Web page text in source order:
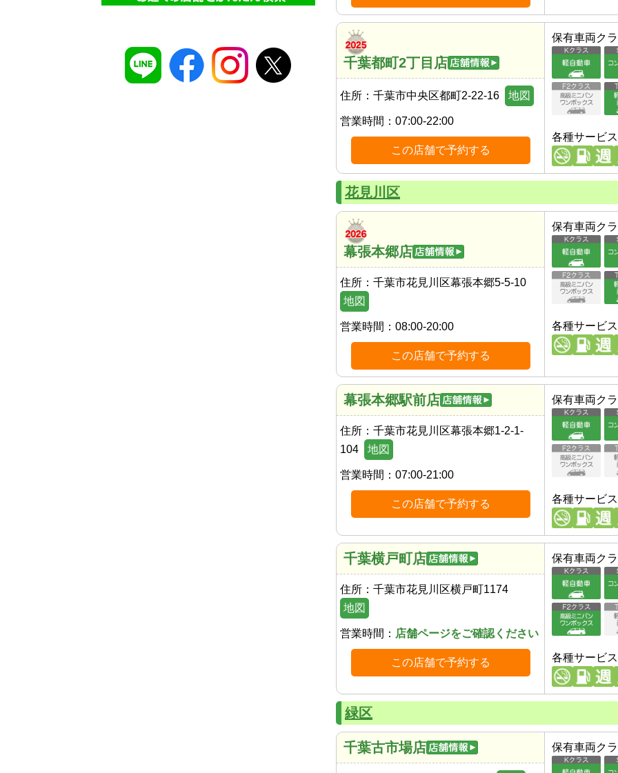
千葉都町2丁目店
住所： 千葉市中央区都町2-22-16 地図
営業時間： 07:00-22:00
この店舗で予約する
保有車両ク
各種サービス
花見川区
幕張本郷店
住所： 千葉市花見川区幕張本郷5-5-10
地図
営業時間： 08:00-20:00
この店舗で予約する
保有車両ク
各種サービス
幕張本郷駅前店
住所： 千葉市花見川区幕張本郷1-2-1-
104
地図
営業時間： 07:00-21:00
この店舗で予約する
保有車両ク
各種サービス
千葉横戸町店
住所： 千葉市花見川区横戸町1174
地図
営業時間： 店舗ページをご確認ください
この店舗で予約する
保有車両ク
各種サービス
緑区
千葉古市場店 保有車両ク